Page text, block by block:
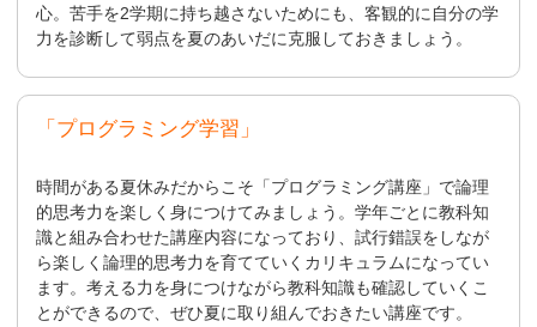
心。苦手を2学期に持ち越さないためにも、客観的に自分の学
力を診断して弱点を夏のあいだに克服しておきましょう。
「プログラミング学習」
時間がある夏休みだからこそ「プログラミング講座」で論理
的思考力を楽しく身につけてみましょう。学年ごとに教科知
識と組み合わせた講座内容になっており、試行錯誤をしなが
ら楽しく論理的思考力を育てていくカリキュラムになってい
ます。考える力を身につけながら教科知識も確認していくこ
とができるので、ぜひ夏に取り組んでおきたい講座です。